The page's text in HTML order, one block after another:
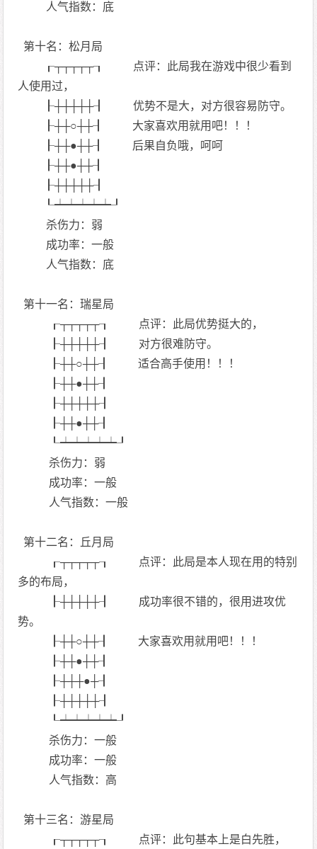
人气指数：底
第十名：松月局
┎┬┬┬┬┬┒ 点评：此局我在游戏中很少看到
人使用过，
┠┼┼┼┼┼┨ 优势不是大，对方很容易防守。
┠┼┼○┼┼┨ 大家喜欢用就用吧！！！
┠┼┼●┼┼┨ 后果自负哦，呵呵
┠┼┼●┼┼┨
┠┼┼┼┼┼┨
┖┷┷┷┷┷┚
杀伤力：弱
成功率：一般
人气指数：底
第十一名：瑞星局
┎┬┬┬┬┬┒ 点评：此局优势挺大的，
┠┼┼┼┼┼┨ 对方很难防守。
┠┼┼○┼┼┨ 适合高手使用！！！
┠┼┼●┼┼┨
┠┼┼┼┼┼┨
┠┼┼●┼┼┨
┖┷┷┷┷┷┚
杀伤力：弱
成功率：一般
人气指数：一般
第十二名：丘月局
┎┬┬┬┬┬┒ 点评：此局是本人现在用的特别
多的布局，
┠┼┼┼┼┼┨ 成功率很不错的，很用进攻优
势。
┠┼┼○┼┼┨ 大家喜欢用就用吧！！！
┠┼┼●┼┼┨
┠┼┼┼●┼┨
┠┼┼┼┼┼┨
┖┷┷┷┷┷┚
杀伤力：一般
成功率：一般
人气指数：高
第十三名：游星局
┎┬┬┬┬┬┒ 点评：此句基本上是白先胜，